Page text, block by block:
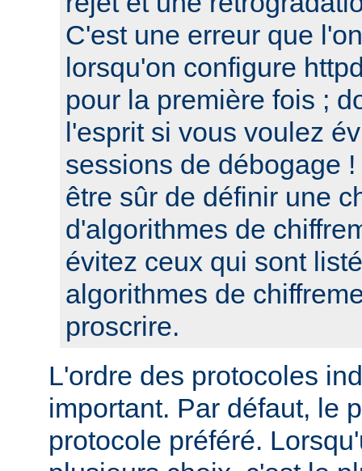
C'est une erreur que
lorsqu'on configure
pour la première fois ;
l'esprit si vous voulez
sessions de débogage
être sûr de définir une
d'algorithmes de
évitez ceux qui sont
algorithmes de
proscrire.
L'ordre des protocoles
important. Par défaut, le
protocole préféré.